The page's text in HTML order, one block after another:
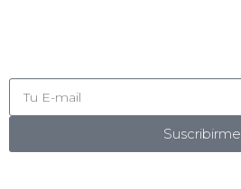
Suscribirme